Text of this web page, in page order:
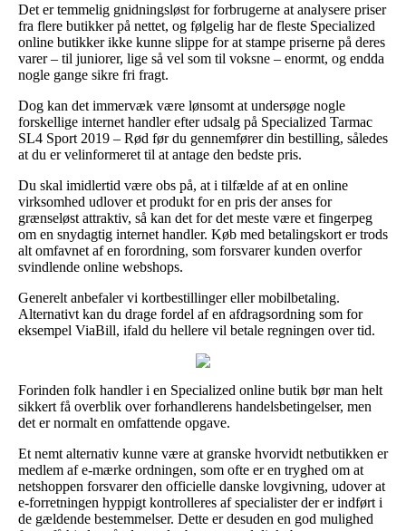
Det er temmelig gnidningsløst for forbrugerne at analysere priser
fra flere butikker på nettet, og følgelig har de fleste Specialized
online butikker ikke kunne slippe for at stampe priserne på deres
varer – til juniorer, lige så vel som til voksne – enormt, og endda
nogle gange sikre fri fragt.
Dog kan det immervæk være lønsomt at undersøge nogle
forskellige internet handler efter udsalg på Specialized Tarmac
SL4 Sport 2019 – Rød før du gennemfører din bestilling, således
at du er velinformeret til at antage den bedste pris.
Du skal imidlertid være obs på, at i tilfælde af at en online
virksomhed udlover et produkt for en pris der anses for
grænseløst attraktiv, så kan det for det meste være et fingerpeg
om en snydagtig internet handler. Køb med betalingskort er trods
alt omfavnet af en forordning, som forsvarer kunden overfor
svindlende online webshops.
Generelt anbefaler vi kortbestillinger eller mobilbetaling.
Alternativt kan du drage fordel af en afdragsordning som for
eksempel ViaBill, ifald du hellere vil betale regningen over tid.
Forinden folk handler i en Specialized online butik bør man helt
sikkert få overblik over forhandlerens handelsbetingelser, men
det er normalt en omfattende opgave.
Et nemt alternativ kunne være at granske hvorvidt netbutikken er
medlem af e-mærke ordningen, som ofte er en tryghed om at
netshoppen forsvarer den officielle danske lovgivning, udover at
e-forretningen hyppigt kontrolleres af specialister der er indført i
de gældende bestemmelser. Dette er desuden en god mulighed